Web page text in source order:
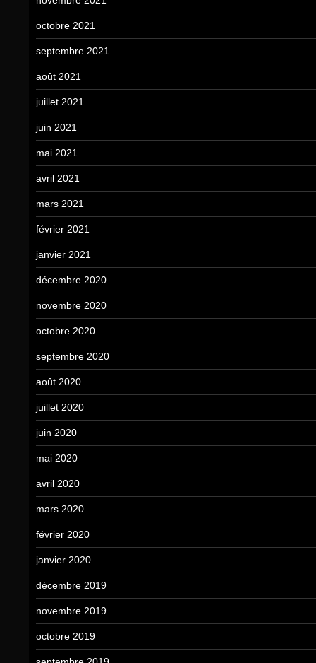
octobre 2021
septembre 2021
août 2021
juillet 2021
juin 2021
mai 2021
avril 2021
mars 2021
février 2021
janvier 2021
décembre 2020
novembre 2020
octobre 2020
septembre 2020
août 2020
juillet 2020
juin 2020
mai 2020
avril 2020
mars 2020
février 2020
janvier 2020
décembre 2019
novembre 2019
octobre 2019